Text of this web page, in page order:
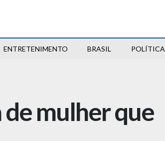
ENTRETENIMENTO BRASIL POLÍTICA
mulher que